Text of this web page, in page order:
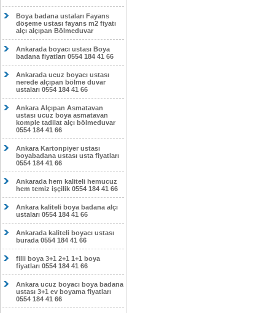
Boya badana ustaları Fayans
döşeme ustası fayans m2 fiyatı
alçı alçıpan Bölmeduvar
Ankarada boyacı ustası Boya
badana fiyatları 0554 184 41 66
Ankarada ucuz boyacı ustası
nerede alçıpan bölme duvar
ustaları 0554 184 41 66
Ankara Alçıpan Asmatavan
ustası ucuz boya asmatavan
komple tadilat alçı bölmeduvar
0554 184 41 66
Ankara Kartonpiyer ustası
boyabadana ustası usta fiyatları
0554 184 41 66
Ankarada hem kaliteli hemucuz
hem temiz işçilik 0554 184 41 66
Ankara kaliteli boya badana alçı
ustaları 0554 184 41 66
Ankarada kaliteli boyacı ustası
burada 0554 184 41 66
filli boya 3+1 2+1 1+1 boya
fiyatları 0554 184 41 66
Ankara ucuz boyacı boya badana
ustası 3+1 ev boyama fiyatları
0554 184 41 66